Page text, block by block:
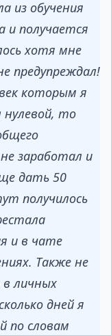
из обучения
и получается
хотя мне
предупреждал!
которым я
то
заработал и
дать 50
получилось
и в чате
Также не
личных
дней я
по словам